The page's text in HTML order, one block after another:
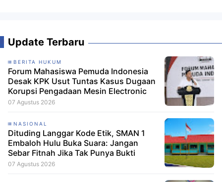
Update Terbaru
BERITA HUKUM
Forum Mahasiswa Pemuda Indonesia
Desak KPK Usut Tuntas Kasus Dugaan
Korupsi Pengadaan Mesin Electronic
07 Agustus 2026
NASIONAL
Dituding Langgar Kode Etik, SMAN 1
Embaloh Hulu Buka Suara: Jangan
Sebar Fitnah Jika Tak Punya Bukti
07 Agustus 2026